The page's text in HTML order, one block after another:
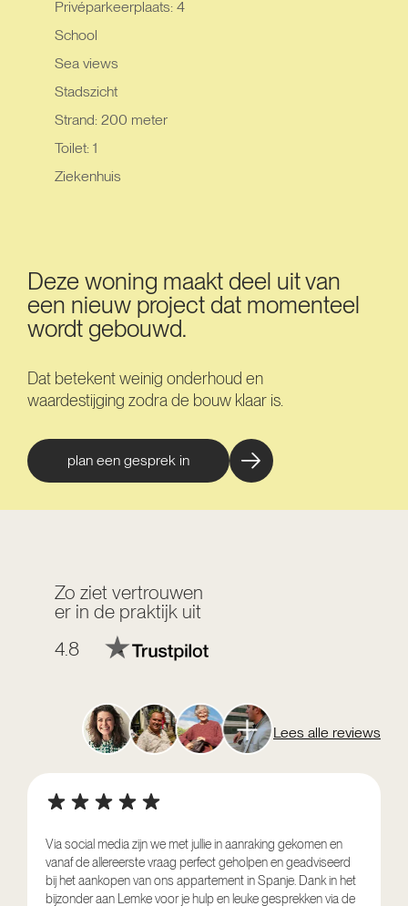
Privéparkeerplaats: 4
School
Sea views
Stadszicht
Strand: 200 meter
Toilet: 1
Ziekenhuis
Deze woning maakt deel uit van
een nieuw project dat momenteel
wordt gebouwd.
Dat betekent weinig onderhoud en
waardestijging zodra de bouw klaar is.
plan een gesprek in
Zo ziet vertrouwen
er in de praktijk uit
4.8
Lees alle reviews
Via social media zijn we met jullie in aanraking gekomen en
vanaf de allereerste vraag perfect geholpen en geadviseerd
bij het aankopen van ons appartement in Spanje. Dank in het
bijzonder aan Lemke voor je hulp en leuke gesprekken via de